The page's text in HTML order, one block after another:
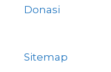
Donasi
Sitemap